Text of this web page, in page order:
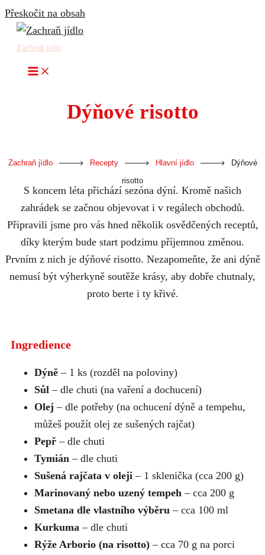
Přeskočit na obsah
Zachraň jídlo
Dýňové risotto
Zachraň jídlo - Recepty - Hlavní jídlo -
Dýňové
risotto
S koncem léta přichází sezóna dýní. Kromě našich
zahrádek se začnou objevovat i v regálech obchodů.
Připravili jsme pro vás hned několik osvědčených receptů,
díky kterým bude start podzimu příjemnou změnou.
Prvním z nich je dýňové risotto. Nezapomeňte, že ani dýně
nemusí být výherkyně soutěže krásy, aby dobře chutnaly,
proto berte i ty křivé.
Ingredience
Dýně – 1 ks (rozděl na poloviny)
Sůl – dle chuti (na vaření a dochucení)
Olej – dle potřeby (na ochucení dýně a tempehu,
můžeš použít olej ze sušených rajčat)
Pepř – dle chuti
Tymián – dle chuti
Sušená rajčata v oleji – 1 sklenička (cca 200 g)
Marinovaný nebo uzený tempeh – cca 200 g
Smetana dle vlastního výběru – cca 100 ml
Kurkuma – dle chuti
Rýže Arborio (na risotto) – cca 70 g na porci